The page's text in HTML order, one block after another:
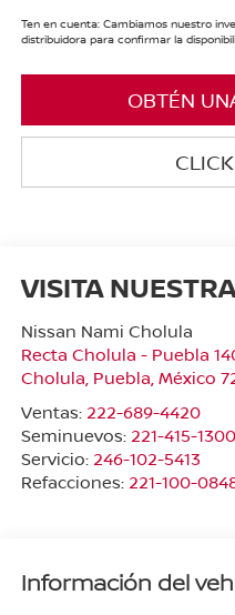
Ten en cuenta: Cambiamos nuestro
distribuidora para confirmar la
OBTÉN
VISITA
Nissan Nami Cholula
Recta Cholula - Puebla
Cholula Puebla , México
Ventas: 222-689-4420
Seminuevos: 221-415-1300
Servicio: 246-102-5413
Refacciones: 221-100-
Información del